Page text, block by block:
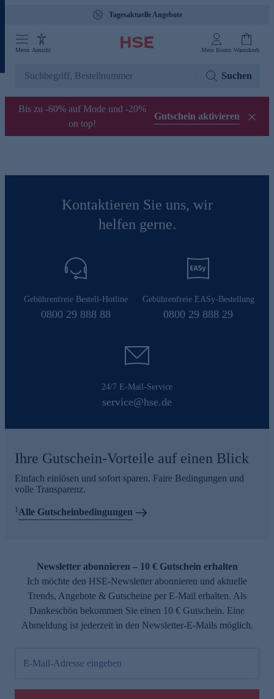
Tagesaktuelle Angebote
Menü Ansicht Mein Konto Warenkorb
Suchen
Bis zu -60% auf Mode und -20%
on top!
Gutschein aktivieren
Kontaktieren Sie uns, wir
helfen gerne.
Gebührenfreie Bestell-Hotline
0800 29 888 88
Gebührenfreie EASy-Bestellung
0800 29 888 29
24/7 E-Mail-Service
service@hse.de
Ihre Gutschein-Vorteile auf einen Blick
Einfach einlösen und sofort sparen. Faire Bedingungen und
volle Transparenz.
1Alle Gutscheinbedingungen
Newsletter abonnieren – 10 € Gutschein erhalten
Ich möchte den HSE-Newsletter abonnieren und aktuelle
Trends, Angebote & Gutscheine per E-Mail erhalten. Als
Dankeschön bekommen Sie einen 10 € Gutschein. Eine
Abmeldung ist jederzeit in den Newsletter-E-Mails möglich.
E-Mail-Adresse eingeben